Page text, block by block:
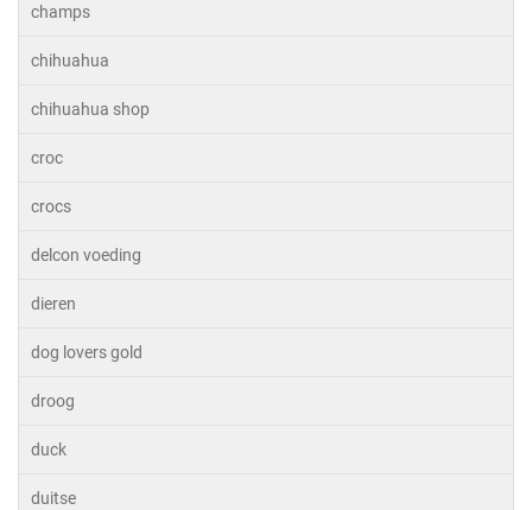
champs
chihuahua
chihuahua shop
croc
crocs
delcon voeding
dieren
dog lovers gold
droog
duck
duitse